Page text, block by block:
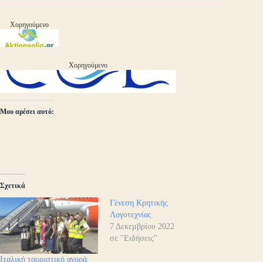
Χορηγούμενο
Χορηγούμενο
Μου αρέσει αυτό:
Σχετικά
Ιταλική τουριστική αγορά
Γένεση Κρητικής
Λογοτεχνίας
7 Δεκεμβρίου 2022
σε "Ειδήσεις"